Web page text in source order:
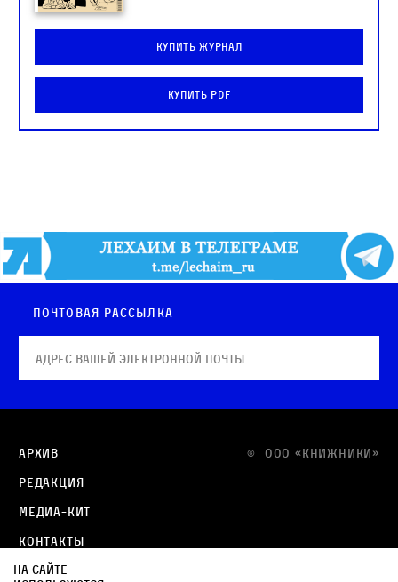
Купить журнал
Купить PDF
Почтовая рассылка
© OOO «КНИЖНИКИ»
Архив
Редакция
Медиа-кит
Контакты
Политика в отношении обработки персональных
На сайте